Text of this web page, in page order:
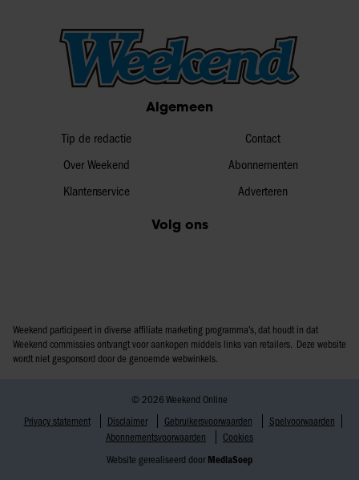
Algemeen
Tip de redactie
Over Weekend
Klantenservice
Contact
Abonnementen
Adverteren
Volg ons
Weekend participeert in diverse affiliate marketing programma’s, dat houdt in dat
Weekend commissies ontvangt voor aankopen middels links van retailers. Deze website
wordt niet gesponsord door de genoemde webwinkels.
© 2026 Weekend Online
Privacy statement
Disclaimer Gebruikersvoorwaarden
Spelvoorwaarden
Abonnementsvoorwaarden
Cookies
Website gerealiseerd door MediaSoep